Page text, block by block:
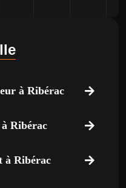
à Ribérac
Ribérac
à Ribérac